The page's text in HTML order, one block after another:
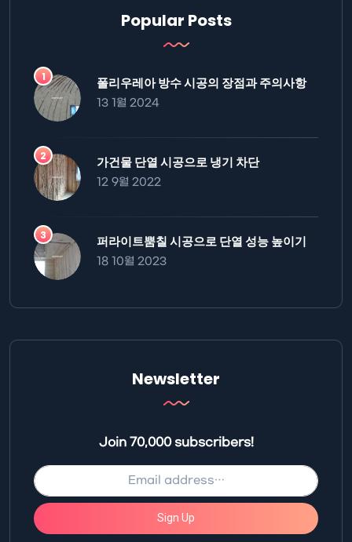
Popular Posts
폴리우레아 방수 시공의 장점과 주의사항
13 1월 2024
가건물 단열 시공으로 냉기 차단
12 9월 2022
퍼라이트뿜칠 시공으로 단열 성능 높이기
18 10월 2023
Newsletter
Join 70,000 subscribers!
Sign Up